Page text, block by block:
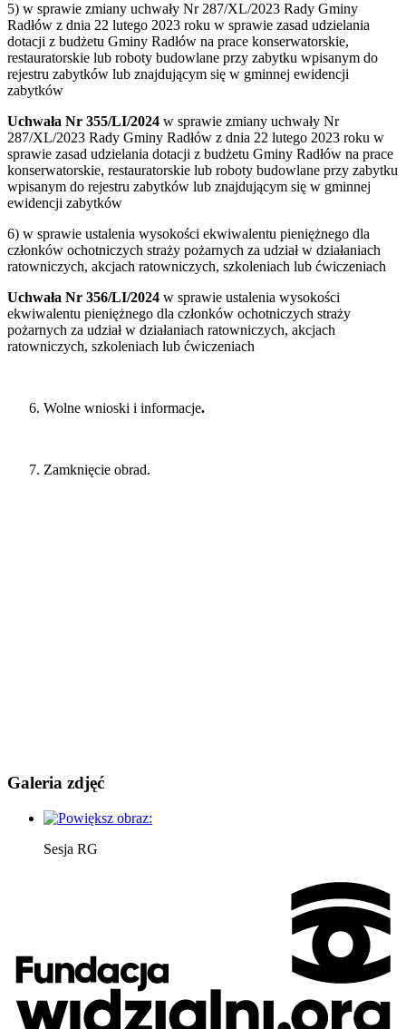
5) w sprawie zmiany uchwały Nr 287/XL/2023 Rady Gminy
Radłów z dnia 22 lutego 2023 roku w sprawie zasad udzielania
dotacji z budżetu Gminy Radłów na prace konserwatorskie,
restauratorskie lub roboty budowlane przy zabytku wpisanym do
rejestru zabytków lub znajdującym się w gminnej ewidencji
zabytków
Uchwała Nr 355/LI/2024 w sprawie zmiany uchwały Nr
287/XL/2023 Rady Gminy Radłów z dnia 22 lutego 2023 roku w
sprawie zasad udzielania dotacji z budżetu Gminy Radłów na prace
konserwatorskie, restauratorskie lub roboty budowlane przy zabytku
wpisanym do rejestru zabytków lub znajdującym się w gminnej
ewidencji zabytków
6) w sprawie ustalenia wysokości ekwiwalentu pieniężnego dla
członków ochotniczych straży pożarnych za udział w działaniach
ratowniczych, akcjach ratowniczych, szkoleniach lub ćwiczeniach
Uchwała Nr 356/LI/2024 w sprawie ustalenia wysokości
ekwiwalentu pieniężnego dla członków ochotniczych straży
pożarnych za udział w działaniach ratowniczych, akcjach
ratowniczych, szkoleniach lub ćwiczeniach
Wolne wnioski i informacje.
Zamknięcie obrad.
Galeria zdjęć
Sesja RG